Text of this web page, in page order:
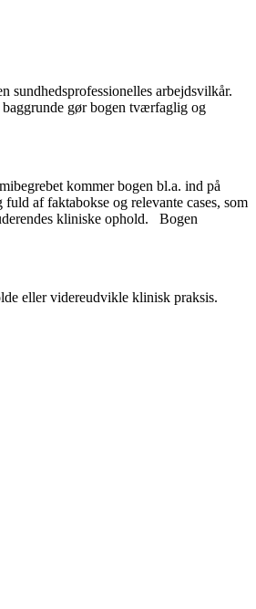
sundhedsprofessionelles arbejdsvilkår.
gør bogen tværfaglig og
kommer bogen bl.a. ind på
af faktabokse og relevante cases, som
kliniske ophold. Bogen
eller videreudvikle klinisk praksis.